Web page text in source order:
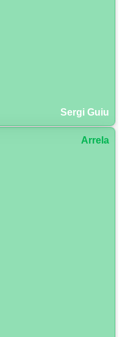
Sergi Guiu
Arrela